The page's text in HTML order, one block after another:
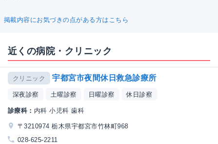
掲載内容にお気づきの点がある方はこちら
近くの病院・クリニック
クリニック 宇都宮市夜間休日救急診療所
深夜診察 土曜診察 日曜診察 休日診察
診療科： 内科 小児科 歯科
〒3210974 栃木県宇都宮市竹林町968
028-625-2211